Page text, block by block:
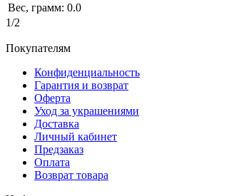
Вес, грамм: 0.0
1/2
Покупателям
Конфиденциальность
Гарантия и возврат
Оферта
Уход за украшениями
Доставка
Личный кабинет
Предзаказ
Оплата
Возврат товара